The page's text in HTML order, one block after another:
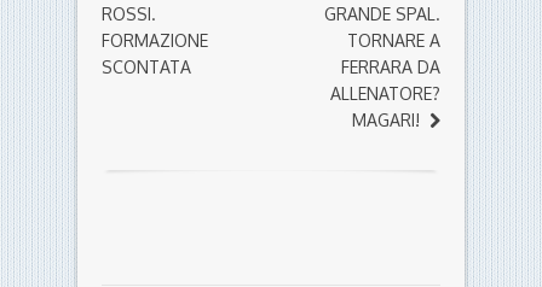
ROSSI.
FORMAZIONE
SCONTATA
GRANDE SPAL.
TORNARE A
FERRARA DA
ALLENATORE?
MAGARI!